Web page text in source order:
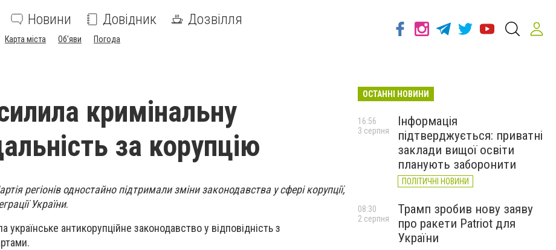
Новини Довідник Дозвілля
Карта міста Об'яви Погода
кримінальну
за корупцію
регіонів одностайно підтримали зміни законодавства у сфері корупції,
України.
українське антикорупційне законодавство у відповідність з
ОСТАННІ НОВИНИ
Інформація
підтверджується: приватні
заклади вищої освіти
планують заборонити
ПОЛІТИЧНІ НОВИНИ
16:56
3 серпня
Трамп зробив нову заяву
про ракети Patriot для
України
08:30
2 серпня